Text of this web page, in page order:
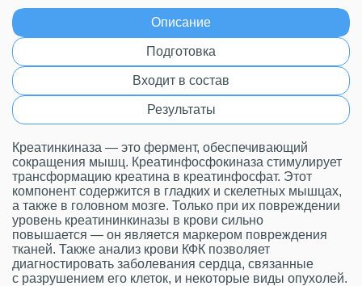
Описание
Подготовка
Входит в состав
Результаты
Креатинкиназа — это фермент, обеспечивающий
сокращения мышц. Креатинфосфокиназа стимулирует
трансформацию креатина в креатинфосфат. Этот
компонент содержится в гладких и скелетных мышцах,
а также в головном мозге. Только при их повреждении
уровень креатининкиназы в крови сильно
повышается — он является маркером повреждения
тканей. Также анализ крови КФК позволяет
диагностировать заболевания сердца, связанные
с разрушением его клеток, и некоторые виды опухолей.